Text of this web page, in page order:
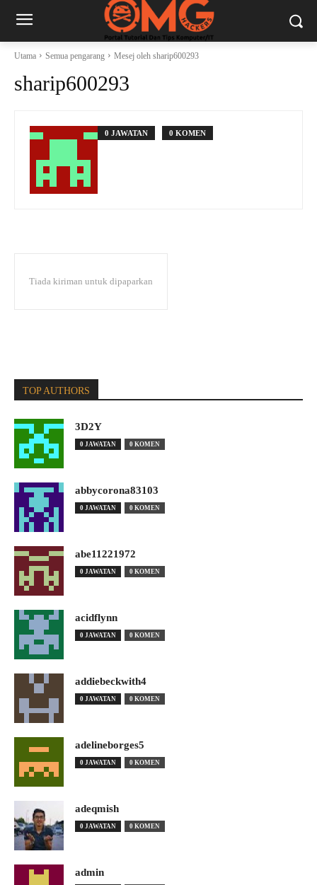
Utama Semua pengarang Mesej oleh sharip600293
sharip600293
0 JAWATAN 0 KOMEN
Tiada kiriman untuk dipaparkan
TOP AUTHORS
3D2Y
0 JAWATAN 0 KOMEN
abbycorona83103
0 JAWATAN 0 KOMEN
abe11221972
0 JAWATAN 0 KOMEN
acidflynn
0 JAWATAN 0 KOMEN
addiebeckwith4
0 JAWATAN 0 KOMEN
adelineborges5
0 JAWATAN 0 KOMEN
adeqmish
0 JAWATAN 0 KOMEN
admin